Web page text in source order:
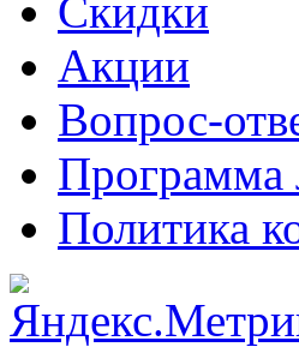
Скидки
Акции
Вопрос-
Программа
Политика